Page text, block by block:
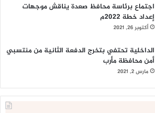
اجتماع برئاسة محافظ صعدة يناقش موجهات
إعداد خطة 2022م
أكتوبر 26, 2021
الداخلية تحتفي بتخرج الدفعة الثانية من منتسبي
أمن محافظة مأرب
مارس 2, 2021